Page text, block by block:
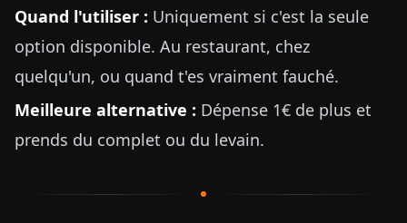
Quand l'utiliser : Uniquement si c'est la seule
option disponible. Au restaurant, chez
quelqu'un, ou quand t'es vraiment fauché.
Meilleure alternative : Dépense 1€ de plus et
prends du complet ou du levain.